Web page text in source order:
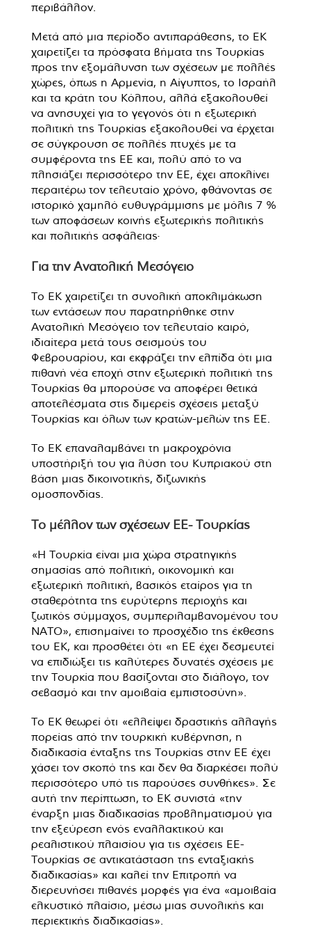
περιβάλλον.
Μετά από μια περίοδο αντιπαράθεσης, το ΕΚ
χαιρετίζει τα πρόσφατα βήματα της Τουρκίας
προς την εξομάλυνση των σχέσεων με πολλές
χώρες, όπως η Αρμενία, η Αίγυπτος, το Ισραήλ
και τα κράτη του Κόλπου, αλλά εξακολουθεί
να ανησυχεί για το γεγονός ότι η εξωτερική
πολιτική της Τουρκίας εξακολουθεί να έρχεται
σε σύγκρουση σε πολλές πτυχές με τα
συμφέροντα της ΕΕ και, πολύ από το να
πλησιάζει περισσότερο την ΕΕ, έχει αποκλίνει
περαιτέρω τον τελευταίο χρόνο, φθάνοντας σε
ιστορικό χαμηλό ευθυγράμμισης με μόλις 7 %
των αποφάσεων κοινής εξωτερικής πολιτικής
και πολιτικής ασφάλειας·
Για την Ανατολική Μεσόγειο
Το ΕΚ χαιρετίζει τη συνολική αποκλιμάκωση
των εντάσεων που παρατηρήθηκε στην
Ανατολική Μεσόγειο τον τελευταίο καιρό,
ιδιαίτερα μετά τους σεισμούς του
Φεβρουαρίου, και εκφράζει την ελπίδα ότι μια
πιθανή νέα εποχή στην εξωτερική πολιτική της
Τουρκίας θα μπορούσε να αποφέρει θετικά
αποτελέσματα στις διμερείς σχέσεις μεταξύ
Τουρκίας και όλων των κρατών-μελών της ΕΕ.
Το ΕΚ επαναλαμβάνει τη μακροχρόνια
υποστήριξή του για λύση του Κυπριακού στη
βάση μιας δικοινοτικής, διζωνικής
ομοσπονδίας.
Το μέλλον των σχέσεων ΕΕ- Τουρκίας
«Η Τουρκία είναι μια χώρα στρατηγικής
σημασίας από πολιτική, οικονομική και
εξωτερική πολιτική, βασικός εταίρος για τη
σταθερότητα της ευρύτερης περιοχής και
ζωτικός σύμμαχος, συμπεριλαμβανομένου του
ΝΑΤΟ», επισημαίνει το προσχέδιο της έκθεσης
του ΕΚ, και προσθέτει ότι «η ΕΕ έχει δεσμευτεί
να επιδιώξει τις καλύτερες δυνατές σχέσεις με
την Τουρκία που βασίζονται στο διάλογο, τον
σεβασμό και την αμοιβαία εμπιστοσύνη».
Το ΕΚ θεωρεί ότι «ελλείψει δραστικής αλλαγής
πορείας από την τουρκική κυβέρνηση, η
διαδικασία ένταξης της Τουρκίας στην ΕΕ έχει
χάσει τον σκοπό της και δεν θα διαρκέσει πολύ
περισσότερο υπό τις παρούσες συνθήκες». Σε
αυτή την περίπτωση, το ΕΚ συνιστά «την
έναρξη μιας διαδικασίας προβληματισμού για
την εξεύρεση ενός εναλλακτικού και
ρεαλιστικού πλαισίου για τις σχέσεις ΕΕ-
Τουρκίας σε αντικατάσταση της ενταξιακής
διαδικασίας» και καλεί την Επιτροπή να
διερευνήσει πιθανές μορφές για ένα «αμοιβαία
ελκυστικό πλαίσιο, μέσω μιας συνολικής και
περιεκτικής διαδικασίας».